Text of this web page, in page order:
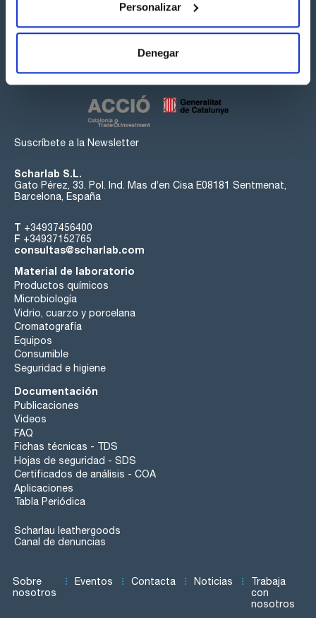
Personalizar
Denegar
Síguenos:
Suscríbete a la Newsletter
Scharlab S.L.
Gato Pérez, 33. Pol. Ind. Mas d’en Cisa E08181 Sentmenat,
Barcelona, España
T +34937456400
F +34937152765
consultas@scharlab.com
Material de laboratorio
Productos químicos
Microbiología
Vidrio, cuarzo y porcelana
Cromatografía
Equipos
Consumible
Seguridad e higiene
Documentación
Publicaciones
Videos
FAQ
Fichas técnicas - TDS
Hojas de seguridad - SDS
Certificados de análisis - COA
Aplicaciones
Tabla Periódica
Scharlau leathergoods
Canal de denuncias
Sobre
nosotros
Eventos Contacta Noticias
Trabaja
con
nosotros